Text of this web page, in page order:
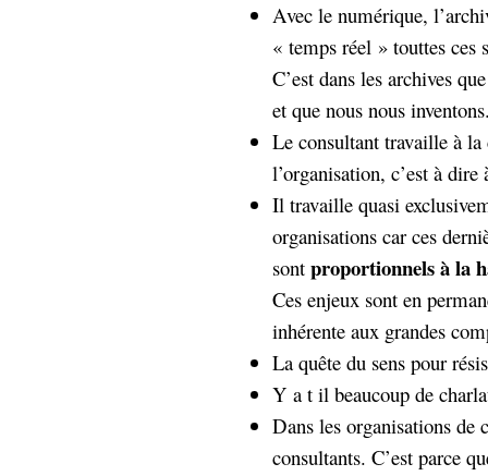
Avec le numérique,
« temps réel » touttes ces
C’est dans les archives
et que nous nous
Le consultant travaille à
l’organisation, c’est à dire
Il travaille quasi
organisations car ces
sont proportionnels à la
Ces enjeux sont en
inhérente aux grandes
La quête du sens pour
Y a t il beaucoup de
Dans les organisations de
consultants. C’est parce